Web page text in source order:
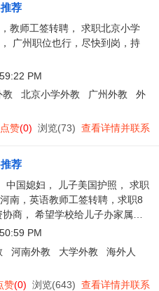
荐
教师工签转聘， 求职北京小学
广州职位也行，尽快到岗，持
PM
教 北京小学外教 广州外教
外
点赞(0) 浏览(73) 查看详情并联系
荐
中国媳妇， 儿子美国护照， 求职
南，英语教师工签转聘，求职8
协商， 希望学校给儿子办家属签
PM
河南外教 大学外教
海外人
赞(0) 浏览(643) 查看详情并联系